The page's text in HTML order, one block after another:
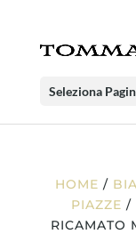
Seleziona
HOME /
PIAZZE /
RICAMATO